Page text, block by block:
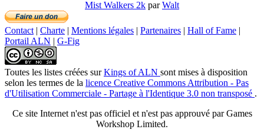
Mist Walkers 2k parWalt
Contact | Charte | Mentions légales | Partenaires | Hall of Fame |
Portail ALN | G-Fig
Toutes les listes créées surKings of ALN sont mises à disposition
selon les termes de la licence Creative Commons Attribution - Pas
d'Utilisation Commerciale - Partage à l'Identique 3.0 non transposé .
Ce site Internet n'est pas officiel et n'est pas approuvé par Games
Workshop Limited.